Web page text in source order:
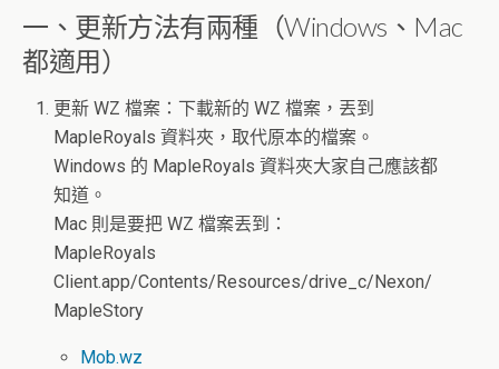
一、更新方法有兩種（Windows、Mac
都適用）
更新 WZ 檔案：下載新的 WZ 檔案，丟到
MapleRoyals 資料夾，取代原本的檔案。
Windows 的 MapleRoyals 資料夾大家自己應該都
知道。
Mac 則是要把 WZ 檔案丟到：
MapleRoyals
Client.app/Contents/Resources/drive_c/Nexon/
MapleStory
Mob.wz